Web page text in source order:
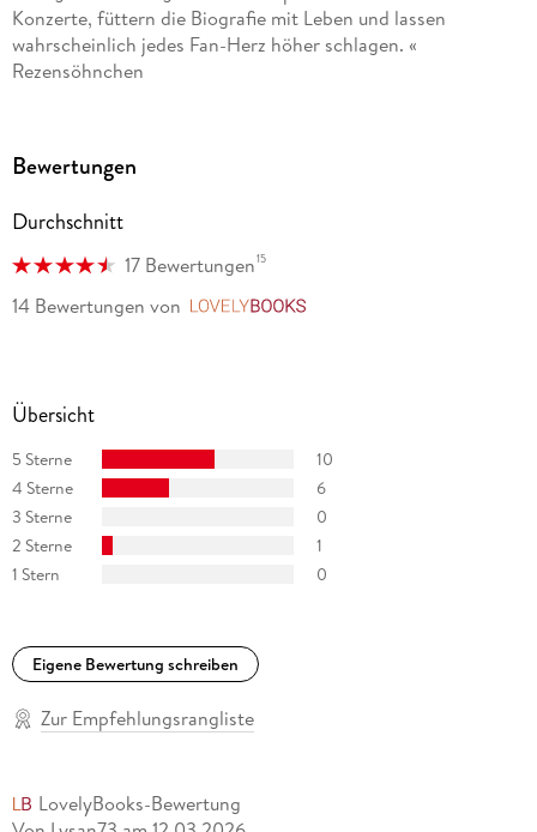
Konzerte, füttern die Biografie mit Leben und lassen
wahrscheinlich jedes Fan-Herz höher schlagen. «
Rezensöhnchen
Setlists von legendären Konzerten und vor allem Listen von
Sascha Seiler, literaturkritik. de
Bewertungen
Durchschnitt
17 Bewertungen15
14 Bewertungen von
Übersicht
5 Sterne
10
4 Sterne
6
3 Sterne
0
2 Sterne
1
1 Stern
0
Eigene Bewertung schreiben
Zur Empfehlungsrangliste
LovelyBooks-Bewertung